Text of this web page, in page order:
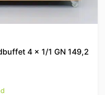
4 x 1/1 GN 149,2